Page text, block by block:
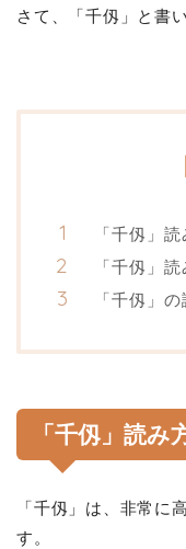
さて、「千仭」と書
「千仭」
「千仭」
「千仭」
「千仭」読み
「千仭」は、非常に
す。